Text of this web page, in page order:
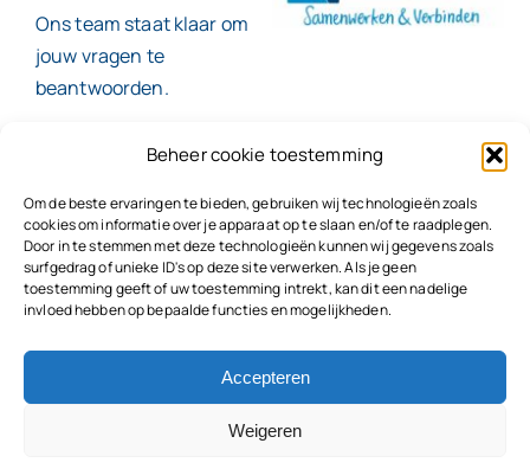
Beheer cookie toestemming
Om de beste ervaringen te bieden, gebruiken wij technologieën zoals
cookies om informatie over je apparaat op te slaan en/of te raadplegen.
Door in te stemmen met deze technologieën kunnen wij gegevens zoals
surfgedrag of unieke ID's op deze site verwerken. Als je geen
toestemming geeft of uw toestemming intrekt, kan dit een nadelige
invloed hebben op bepaalde functies en mogelijkheden.
Accepteren
Weigeren
Ons team staat klaar om
jouw vragen te
beantwoorden.
Contact
© 2026NBC Eelman & Partners |KvK: 78187591
Algemene voorwaarden|Disclaimer | Copyright |